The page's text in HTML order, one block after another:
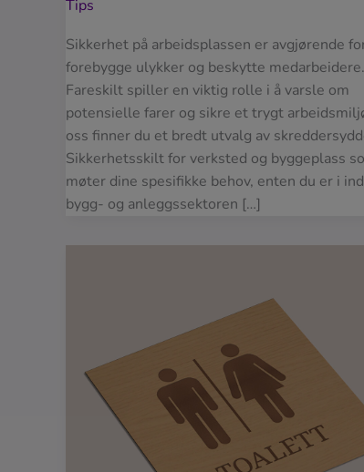
Tips
Sikkerhet på arbeidsplassen er avgjørende
forebygge ulykker og beskytte medarbeidere.
Fareskilt spiller en viktig rolle i å varsle om
potensielle farer og sikre et trygt
oss finner du et bredt utvalg av
Sikkerhetsskilt for verksted og byggeplass
møter dine spesifikke behov, enten du er i
bygg- og anleggssektoren […]